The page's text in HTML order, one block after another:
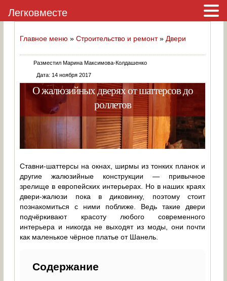
Главное меню »Строительство и ремонт» Двери
Разместил Марина Максимова-Колдашенко
Дата: 14 ноября 2017
О жалюзийных дверях от шаттерсов до
роллетов
Ставни-шаттерсы на окнах, ширмы из тонких планок и
другие жалюзийные конструкции — привычное
зрелище в европейских интерьерах. Но в наших краях
двери-жалюзи пока в диковинку, поэтому стоит
познакомиться с ними поближе. Ведь такие двери
подчёркивают красоту любого современного
интерьера и никогда не выходят из моды, они почти
как маленькое чёрное платье от Шанель.
Содержание
Легковместе